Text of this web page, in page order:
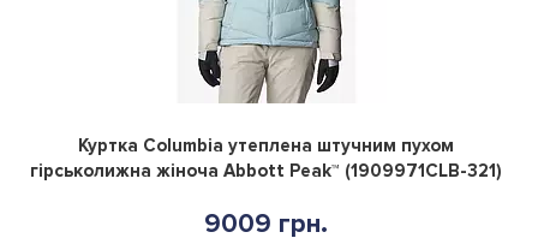
0
Куртка Columbia утеплена штучним пухом
гірськолижна жіноча Abbott Peak™ (1909971CLB-321)
9009 грн.